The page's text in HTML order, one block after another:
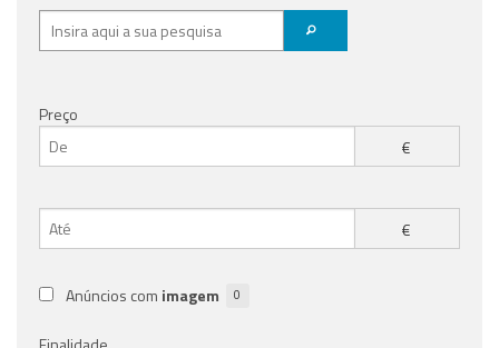
Preço
€
€
Anúncios com imagem 0